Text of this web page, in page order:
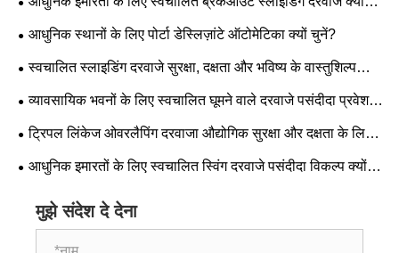
आवश्यक हैं?
आधुनिक स्थानों के लिए पोर्टा डेस्लिज़ांटे ऑटोमेटिका क्यों चुनें?
स्वचालित स्लाइडिंग दरवाजे सुरक्षा, दक्षता और भविष्य के वास्तुशिल्प
रुझानों को कैसे बदलते हैं?
व्यावसायिक भवनों के लिए स्वचालित घूमने वाले दरवाजे पसंदीदा प्रवेश
समाधान क्यों बन रहे हैं?
ट्रिपल लिंकेज ओवरलैपिंग दरवाजा औद्योगिक सुरक्षा और दक्षता के लिए
भविष्य का मानक क्यों बन रहा है?
आधुनिक इमारतों के लिए स्वचालित स्विंग दरवाजे पसंदीदा विकल्प क्यों
मुझे संदेश दे देना